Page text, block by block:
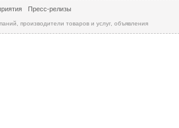
Пресс-релизы
производители товаров и услуг, объявления